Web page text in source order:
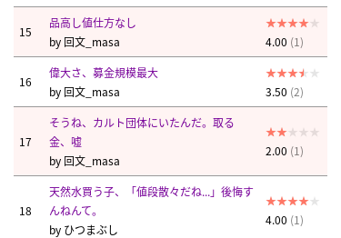
15
品高し値仕方なし
by 回文_masa 4.00 (1)
16
偉大さ、募金規模最大
by 回文_masa 3.50 (2)
17
そうね、カルト団体にいたんだ。取る
金、嘘
by 回文_masa
2.00 (1)
18
天然水買う子、「値段散々だね...」後悔す
んねんて。
by ひつまぶし
4.00 (1)